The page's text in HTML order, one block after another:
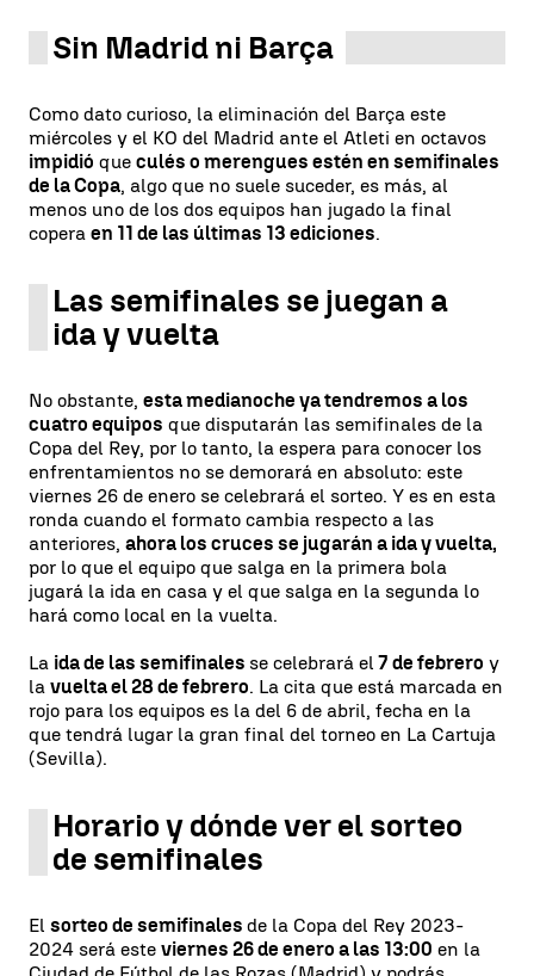
Sin Madrid ni Barça
Como dato curioso, la eliminación del Barça este
miércoles y el KO del Madrid ante el Atleti en octavos
impidió que culés o merengues estén en semifinales
de la Copa, algo que no suele suceder, es más, al
menos uno de los dos equipos han jugado la final
copera en 11 de las últimas 13 ediciones.
Las semifinales se juegan a
ida y vuelta
No obstante, esta medianoche ya tendremos a los
cuatro equipos que disputarán las semifinales de la
Copa del Rey, por lo tanto, la espera para conocer los
enfrentamientos no se demorará en absoluto: este
viernes 26 de enero se celebrará el sorteo. Y es en esta
ronda cuando el formato cambia respecto a las
anteriores, ahora los cruces se jugarán a ida y vuelta,
por lo que el equipo que salga en la primera bola
jugará la ida en casa y el que salga en la segunda lo
hará como local en la vuelta.
La ida de las semifinales se celebrará el 7 de febrero y
la vuelta el 28 de febrero. La cita que está marcada en
rojo para los equipos es la del 6 de abril, fecha en la
que tendrá lugar la gran final del torneo en La Cartuja
(Sevilla).
Horario y dónde ver el sorteo
de semifinales
El sorteo de semifinales de la Copa del Rey 2023-
2024 será este viernes 26 de enero a las 13:00 en la